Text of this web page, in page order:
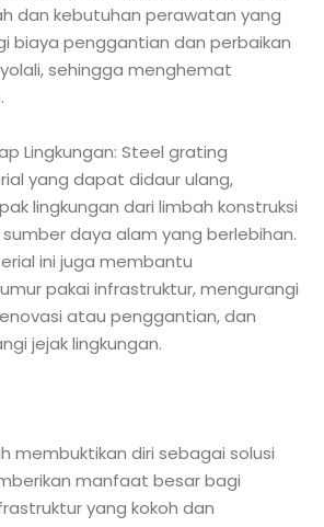
dan kebutuhan perawatan yang
biaya penggantian dan perbaikan
sehingga menghemat
Lingkungan: Steel grating
yang dapat didaur ulang,
lingkungan dari limbah konstruksi
daya alam yang berlebihan.
ini juga membantu
pakai infrastruktur, mengurangi
atau penggantian, dan
jejak lingkungan.
membuktikan diri sebagai solusi
manfaat besar bagi
yang kokoh dan